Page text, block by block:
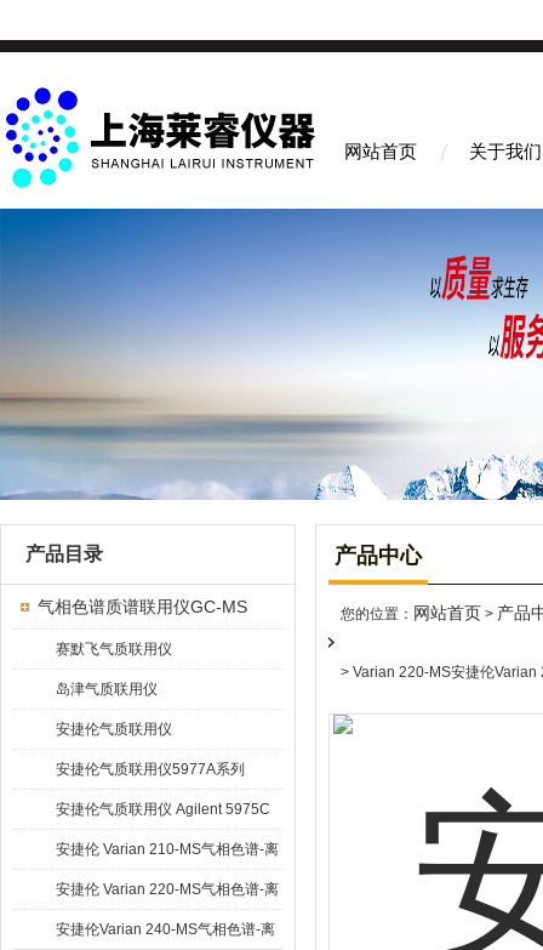
网站首页 关于我们
产品目录
气相色谱质谱联用仪GC-MS
赛默飞气质联用仪
岛津气质联用仪
安捷伦气质联用仪
安捷伦气质联用仪5977A系列
GC/MSD
安捷伦气质联用仪 Agilent 5975C
安捷伦 Varian 210-MS气相色谱-离
子阱质谱联用仪
安捷伦 Varian 220-MS气相色谱-离
子阱质谱联用仪
安捷伦Varian 240-MS气相色谱-离
产品中心
您的位置： 网站首页 > 产品
> Varian 220-MS安捷伦